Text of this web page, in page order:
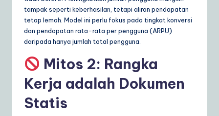
tampak seperti keberhasilan, tetapi aliran pendapatan
tetap lemah. Model ini perlu fokus pada tingkat konversi
dan pendapatan rata-rata per pengguna (ARPU)
daripada hanya jumlah total pengguna.
Mitos 2: Rangka
Kerja adalah Dokumen
Statis